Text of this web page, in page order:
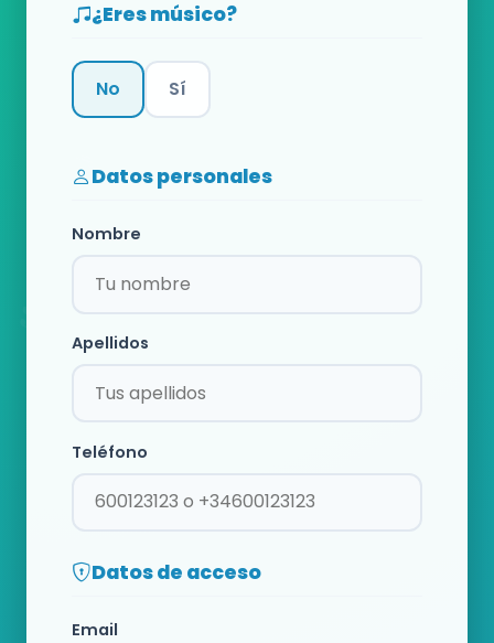
¿Eres músico?
No Sí
Datos personales
Nombre
Apellidos
Teléfono
Datos de acceso
Email